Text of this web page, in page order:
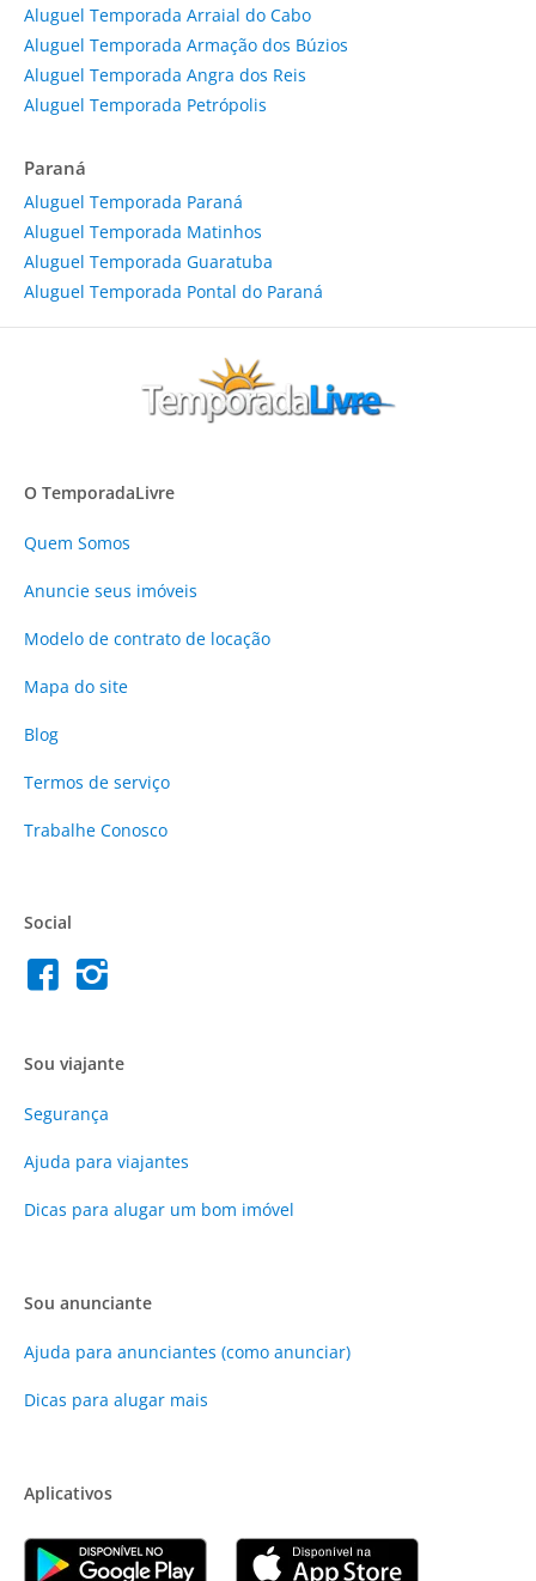
Aluguel Temporada Arraial do Cabo
Aluguel Temporada Armação dos Búzios
Aluguel Temporada Angra dos Reis
Aluguel Temporada Petrópolis
Paraná
Aluguel Temporada Paraná
Aluguel Temporada Matinhos
Aluguel Temporada Guaratuba
Aluguel Temporada Pontal do Paraná
O TemporadaLivre
Quem Somos
Anuncie seus imóveis
Modelo de contrato de locação
Mapa do site
Blog
Termos de serviço
Trabalhe Conosco
Social
Sou viajante
Segurança
Ajuda para viajantes
Dicas para alugar um bom imóvel
Sou anunciante
Ajuda para anunciantes (como anunciar)
Dicas para alugar mais
Aplicativos